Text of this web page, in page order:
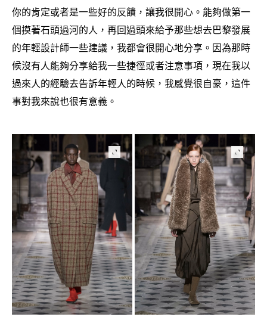
你的肯定或者是一些好的反饋 ， 讓我很開心。能夠做第一
個摸著石頭過河的人 ， 再回過頭來給予那些想去巴黎發展
的年輕設計師一些建議 ， 我都會很開心地分享。因為那時
候沒有人能夠分享給我一些捷徑或者注意事項 ， 現在我以
過來人的經驗去告訴年輕人的時候 ， 我感覺很自豪 ， 這件
事對我來說也很有意義。